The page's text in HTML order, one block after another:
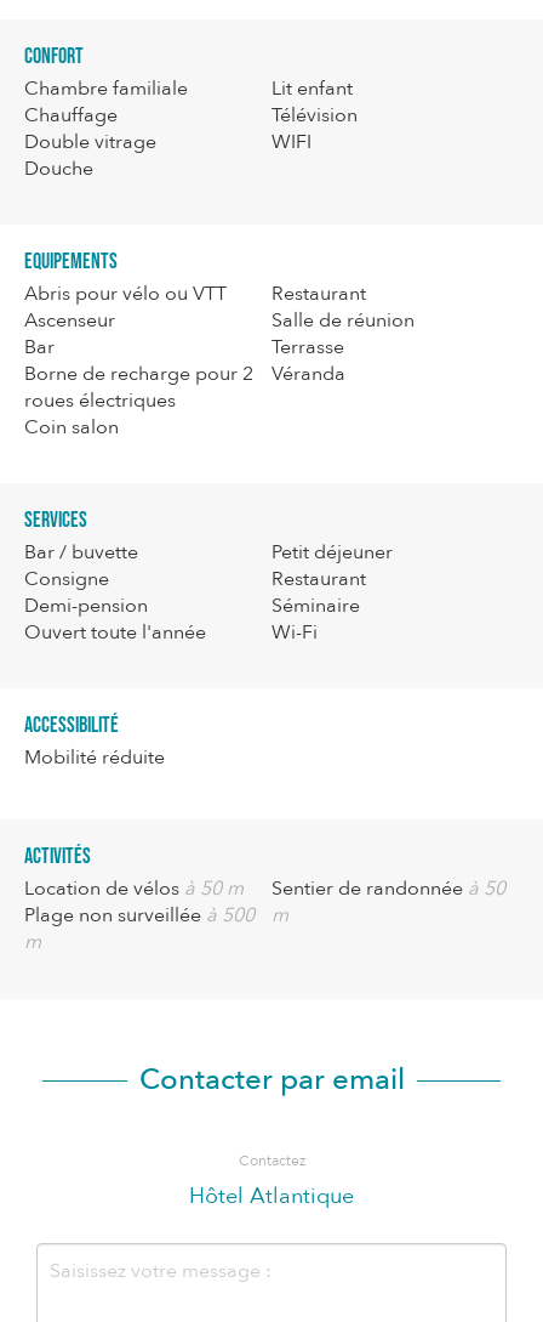
Confort
Chambre familiale
Chauffage
Double vitrage
Douche
Lit enfant
Télévision
WIFI
Equipements
Abris pour vélo ou VTT
Ascenseur
Bar
Borne de recharge pour 2
roues électriques
Coin salon
Restaurant
Salle de réunion
Terrasse
Véranda
Services
Bar / buvette
Consigne
Demi-pension
Ouvert toute l'année
Petit déjeuner
Restaurant
Séminaire
Wi-Fi
Accessibilité
Mobilité réduite
Activités
Location de vélos à 50 m
Plage non surveillée à 500
m
Sentier de randonnée à 50
m
Contacter par email
Contactez
Hôtel Atlantique